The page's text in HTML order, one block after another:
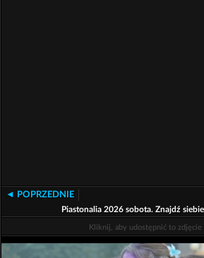
◄ POPRZEDNIE
Piastonalia 2026 sobota. Znajdź
Kliknij, aby udostępnić to zdjęcie